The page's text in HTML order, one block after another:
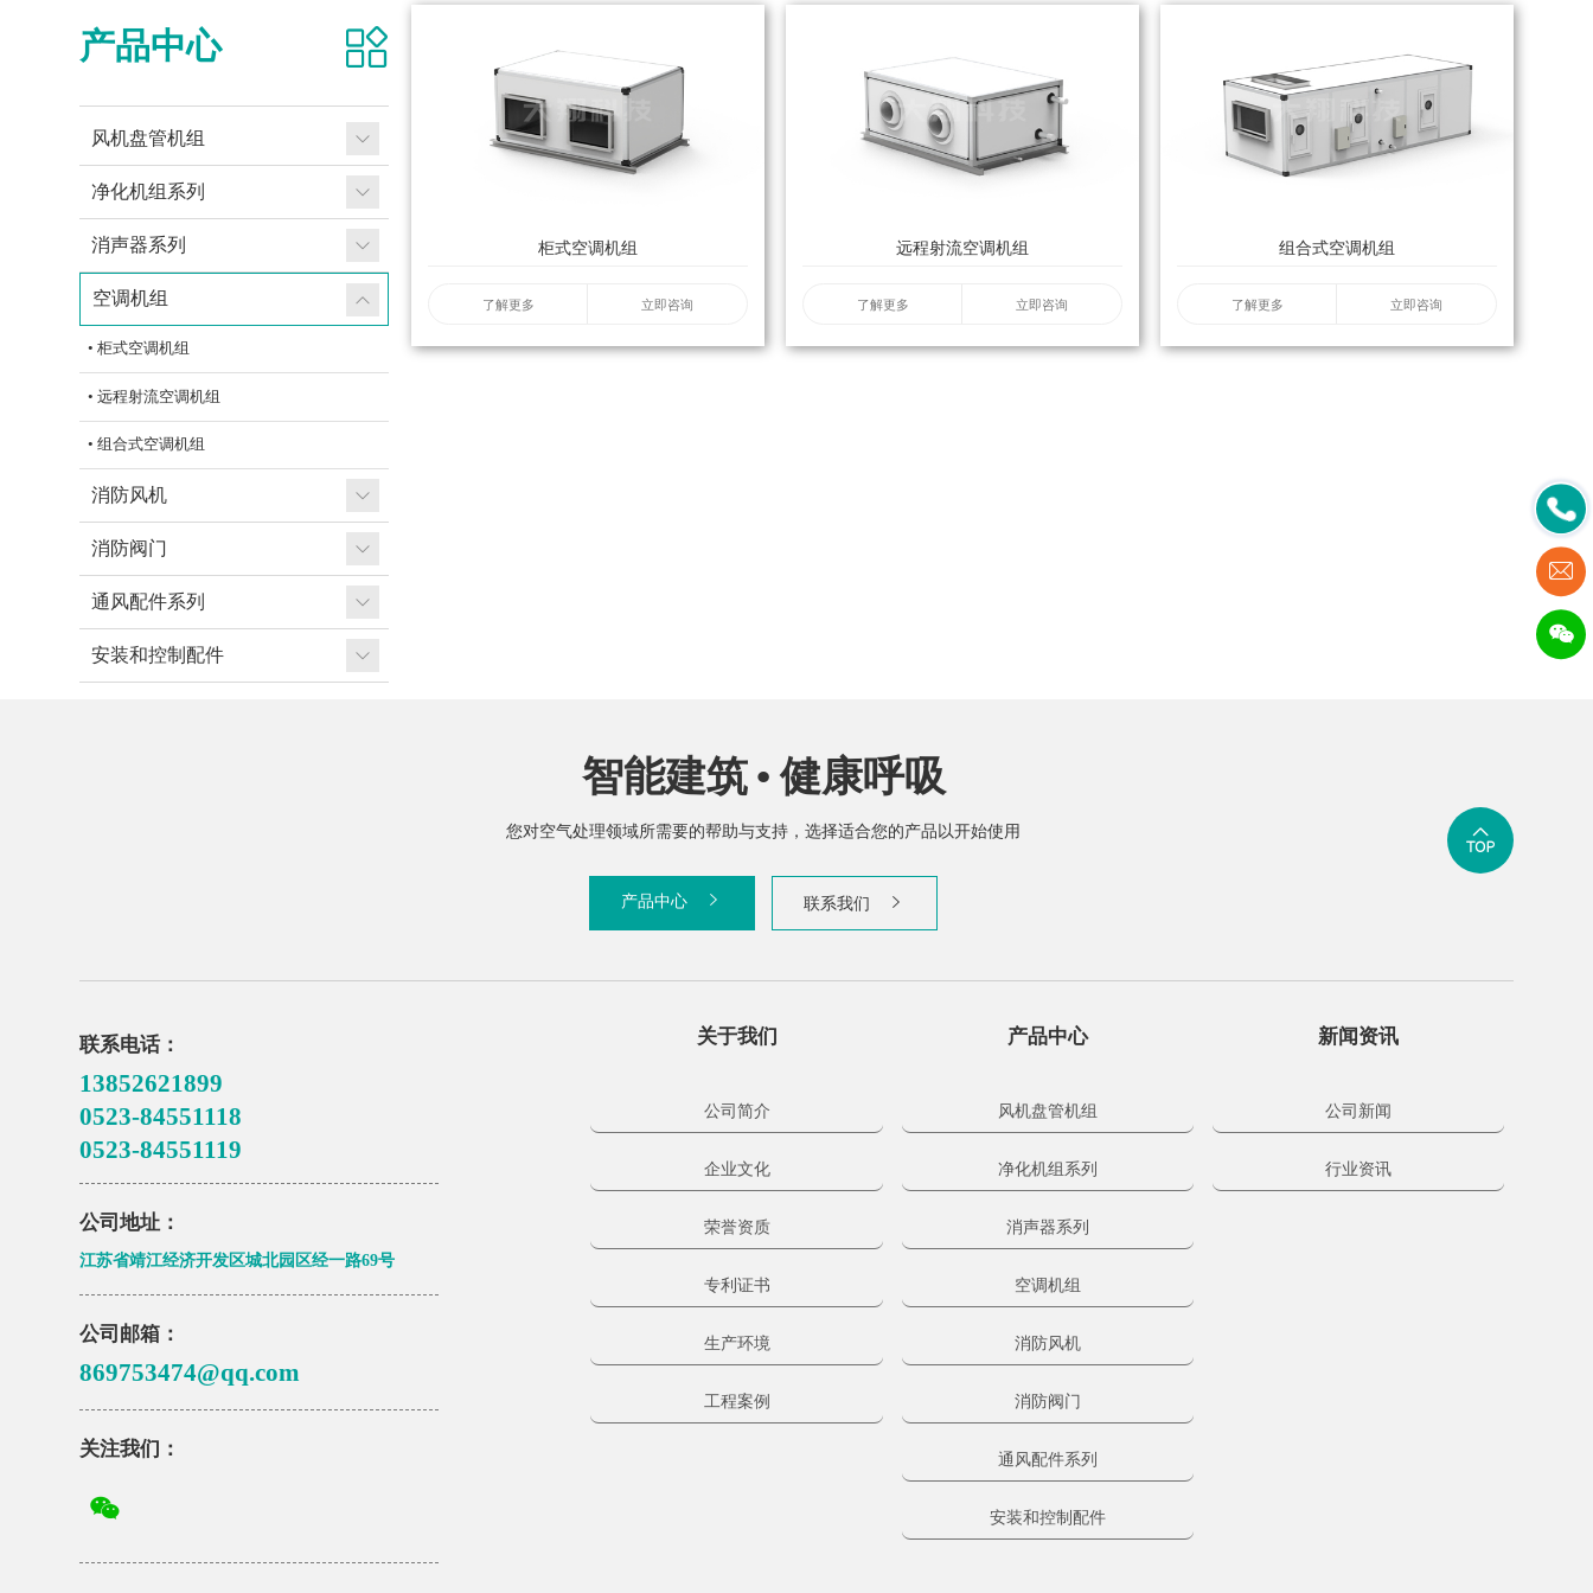
产品中心
风机盘管机组
净化机组系列
消声器系列
空调机组
• 柜式空调机组
• 远程射流空调机组
• 组合式空调机组
消防风机
消防阀门
通风配件系列
安装和控制配件
柜式空调机组
了解更多 立即咨询
远程射流空调机组
了解更多 立即咨询
组合式空调机组
了解更多 立即咨询
智能建筑 • 健康呼吸
您对空气处理领域所需要的帮助与支持，选择适合您的产品以开始使用
产品中心 联系我们
联系电话：
13852621899
0523-84551118
0523-84551119
公司地址：
江苏省靖江经济开发区城北园区经一路69号
公司邮箱：
869753474@qq.com
关注我们：
关于我们
公司简介
企业文化
荣誉资质
专利证书
生产环境
工程案例
产品中心
风机盘管机组
净化机组系列
消声器系列
空调机组
消防风机
消防阀门
通风配件系列
安装和控制配件
新闻资讯
公司新闻
行业资讯